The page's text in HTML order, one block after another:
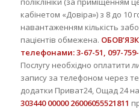
кабінетом «Довіра») з 8 до 10
навантаженням кількість
пацієнтів обмежена.
телефонами: 3-67-51, 097-759-
Послугу необхідно оплатити
запису за телефоном через
додатки Приват24, Ощад 24
303440 00000 26006055521811